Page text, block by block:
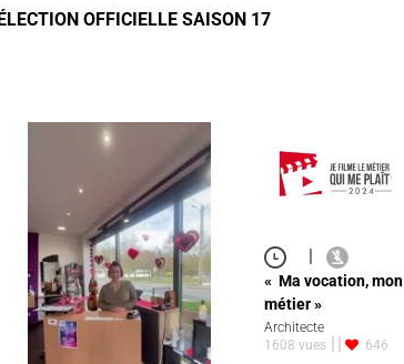
OFFICIELLE SAISON 17
« Ma vocation, mon
métier »
Architecte
1608 vues
646